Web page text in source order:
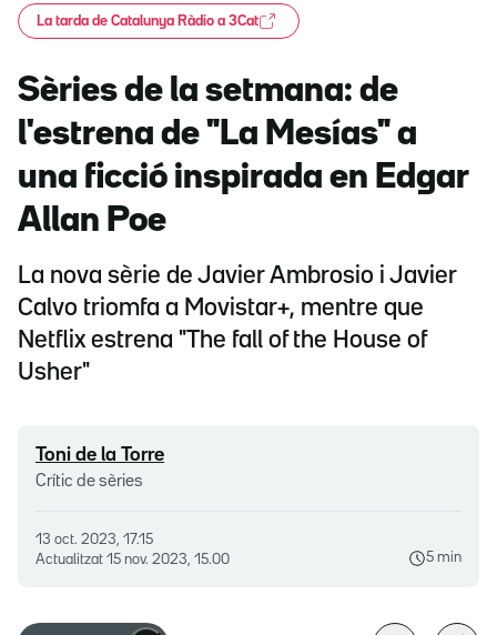
La tarda de Catalunya Ràdio a 3Cat
Sèries de la setmana: de
l'estrena de "La Mesías" a
una ficció inspirada en Edgar
Allan Poe
La nova sèrie de Javier Ambrosio i Javier
Calvo triomfa a Movistar+, mentre que
Netflix estrena "The fall of the House of
Usher"
Toni de la Torre
Crític de sèries
13 oct. 2023, 17.15
Actualitzat 15 nov. 2023, 15.00 5 min